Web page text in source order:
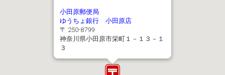
小田原郵便局
ゆうちょ銀行 小田原店
〒 250-8799
神奈川県小田原市栄町１－１３－１
３